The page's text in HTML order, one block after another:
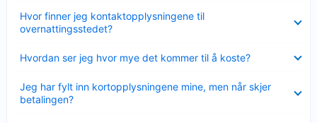
Hvor finner jeg kontaktopplysningene til
overnattingsstedet?
mindre
Hvordan ser jeg hvor mye det kommer til å koste?
mindre
Jeg har fylt inn kortopplysningene mine, men når skjer
betalingen?
mindre